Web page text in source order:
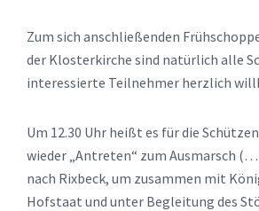
Zum sich anschließenden
der Klosterkirche sind natürlich alle
interessierte Teilnehmer herzlich
Um 12.30 Uhr heißt es für die
wieder „Antreten“ zum Ausmarsch
nach Rixbeck, um zusammen mit
Hofstaat und unter Begleitung des